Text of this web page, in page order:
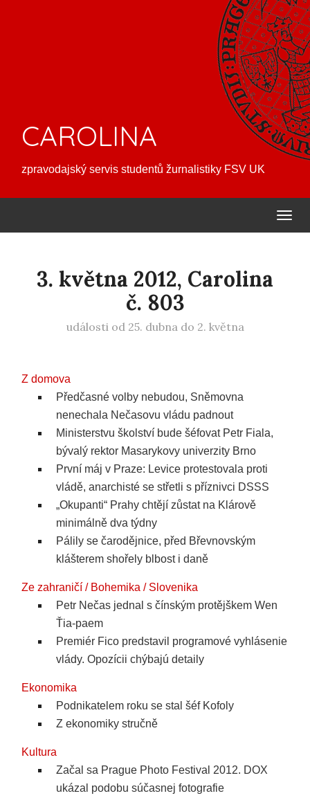
CAROLINA
zpravodajský servis studentů žurnalistiky FSV UK
3. května 2012, Carolina
č. 803
události od 25. dubna do 2. května
Z domova
Předčasné volby nebudou, Sněmovna
nenechala Nečasovu vládu padnout
Ministerstvu školství bude šéfovat Petr Fiala,
bývalý rektor Masarykovy univerzity Brno
První máj v Praze: Levice protestovala proti
vládě, anarchisté se střetli s příznivci DSSS
„Okupanti“ Prahy chtějí zůstat na Klárově
minimálně dva týdny
Pálily se čarodějnice, před Břevnovským
klášterem shořely blbost i daně
Ze zahraničí / Bohemika / Slovenika
Petr Nečas jednal s čínským protějškem Wen
Ťia-paem
Premiér Fico predstavil programové vyhlásenie
vlády. Opozícii chýbajú detaily
Ekonomika
Podnikatelem roku se stal šéf Kofoly
Z ekonomiky stručně
Kultura
Začal sa Prague Photo Festival 2012. DOX
ukázal podobu súčasnej fotografie